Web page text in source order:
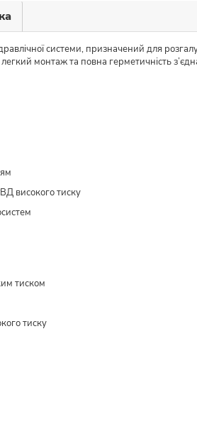
системи, призначений для
легкий монтаж та повна герметичність
високого тиску
тиском
тиску